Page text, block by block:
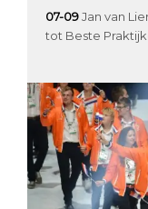
07-09 Jan van
tot Beste